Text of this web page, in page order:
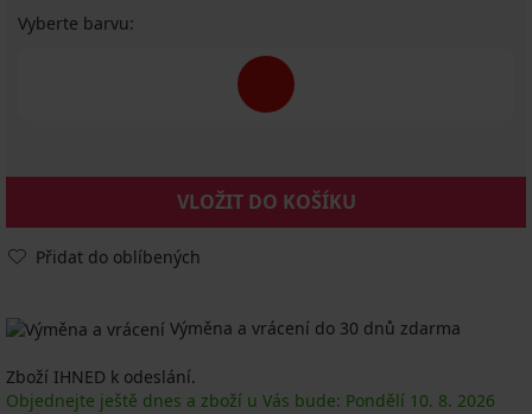
Vyberte barvu:
VLOŽIT DO KOŠÍKU
Přidat do oblíbených
Výměna a vrácení do 30 dnů zdarma
Zboží IHNED k odeslání.
Objednejte ještě dnes a zboží u Vás bude: Pondělí 10. 8. 2026